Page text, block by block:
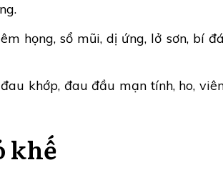
họng, sổ mũi, dị ứng, lở sơn, bí
khớp, đau đầu mạn tính, ho,
khế